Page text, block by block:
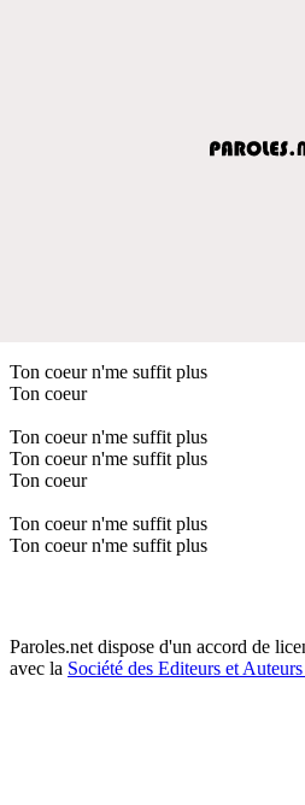
Ton coeur n'me suffit plus
Ton coeur
Ton coeur n'me suffit plus
Ton coeur n'me suffit plus
Ton coeur
Ton coeur n'me suffit plus
Ton coeur n'me suffit plus
Paroles.net dispose d'un accord de
avec la Société des Editeurs et